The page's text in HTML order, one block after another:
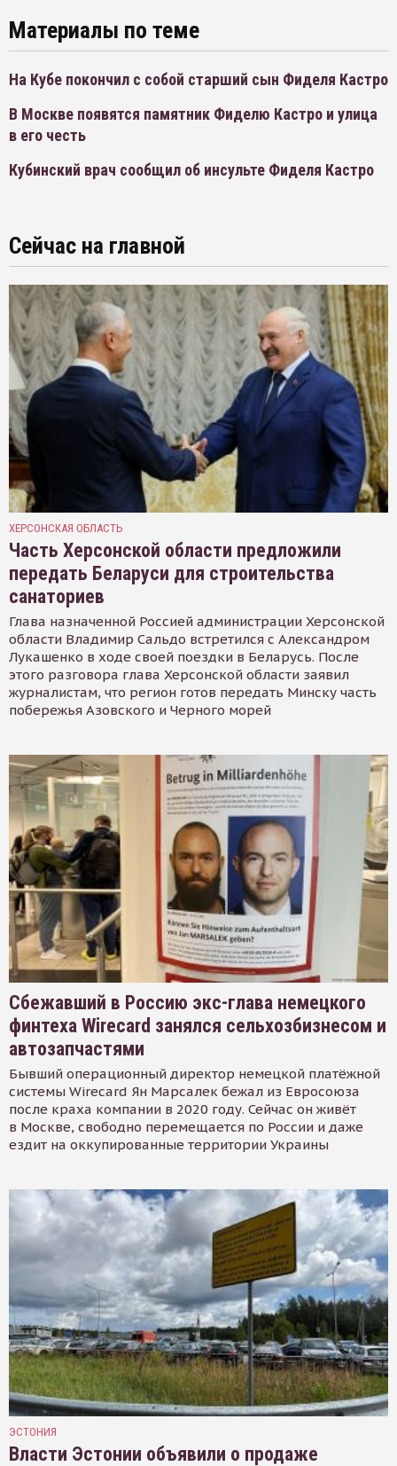
Материалы по теме
На Кубе покончил с собой старший сын Фиделя Кастро
В Москве появятся памятник Фиделю Кастро и улица
в его честь
Кубинский врач сообщил об инсульте Фиделя Кастро
Сейчас на главной
ХЕРСОНСКАЯ ОБЛАСТЬ
Часть Херсонской области предложили
передать Беларуси для строительства
санаториев
Глава назначенной Россией администрации Херсонской
области Владимир Сальдо встретился с Александром
Лукашенко в ходе своей поездки в Беларусь. После
этого разговора глава Херсонской области заявил
журналистам, что регион готов передать Минску часть
побережья Азовского и Черного морей
Сбежавший в Россию экс-глава немецкого
финтеха Wirecard занялся сельхозбизнесом и
автозапчастями
Бывший операционный директор немецкой платёжной
системы Wirecard Ян Марсалек бежал из Евросоюза
после краха компании в 2020 году. Сейчас он живёт
в Москве, свободно перемещается по России и даже
ездит на оккупированные территории Украины
ЭСТОНИЯ
Власти Эстонии объявили о продаже